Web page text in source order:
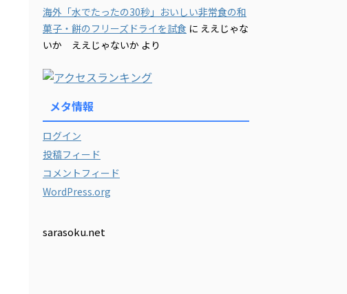
海外「水でたったの30秒」おいしい非常食の和
菓子・餅のフリーズドライを試食 に ええじゃな
いか ええじゃないか より
メタ情報
ログイン
投稿フィード
コメントフィード
WordPress.org
sarasoku.net